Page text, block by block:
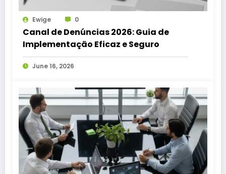
Ewige 0
Canal de Denúncias 2026: Guia de
Implementação Eficaz e Seguro
June 16, 2026